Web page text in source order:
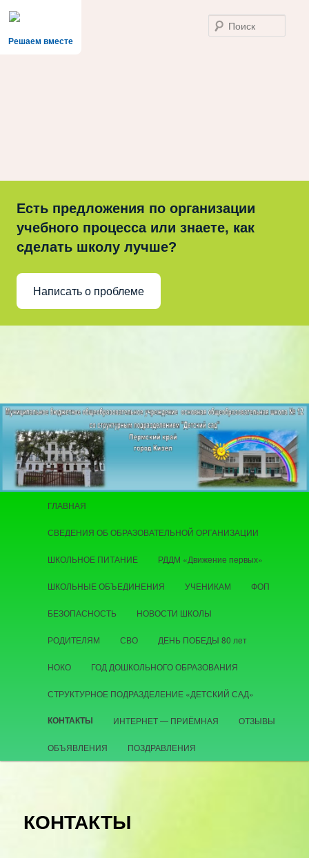
Решаем вместе
Есть предложения по организации
учебного процесса или знаете, как
сделать школу лучше?
Написать о проблеме
Перейти к основному содержимому
ГЛАВНАЯ
СВЕДЕНИЯ ОБ ОБРАЗОВАТЕЛЬНОЙ ОРГАНИЗАЦИИ
ШКОЛЬНОЕ ПИТАНИЕ РДДМ «Движение первых»
ШКОЛЬНЫЕ ОБЪЕДИНЕНИЯ УЧЕНИКАМ ФОП
БЕЗОПАСНОСТЬ НОВОСТИ ШКОЛЫ
РОДИТЕЛЯМ СВО ДЕНЬ ПОБЕДЫ 80 лет
НОКО ГОД ДОШКОЛЬНОГО ОБРАЗОВАНИЯ
СТРУКТУРНОЕ ПОДРАЗДЕЛЕНИЕ «ДЕТСКИЙ САД»
КОНТАКТЫ ИНТЕРНЕТ — ПРИЁМНАЯ ОТЗЫВЫ
ОБЪЯВЛЕНИЯ ПОЗДРАВЛЕНИЯ
КОНТАКТЫ